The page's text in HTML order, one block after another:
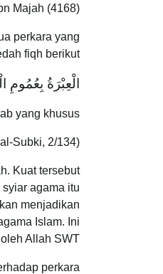
Majah (4168)
perkara yang
fiqh berikut:
الْعِبْرَةُ
yang khusus.”
(Lihat
Subki, 2/134)
Kuat tersebut
agama itu
menjadikan
Islam. Ini
Allah SWT.
perkara